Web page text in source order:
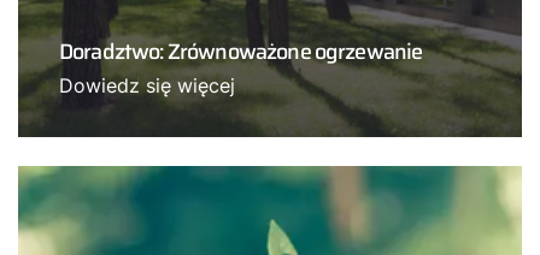
Doradztwo: Zrównoważone ogrzewanie
Dowiedz się więcej